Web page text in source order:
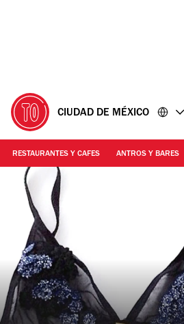
CIUDAD DE MÉXICO
RESTAURANTES Y CAFES ANTROS Y BARES